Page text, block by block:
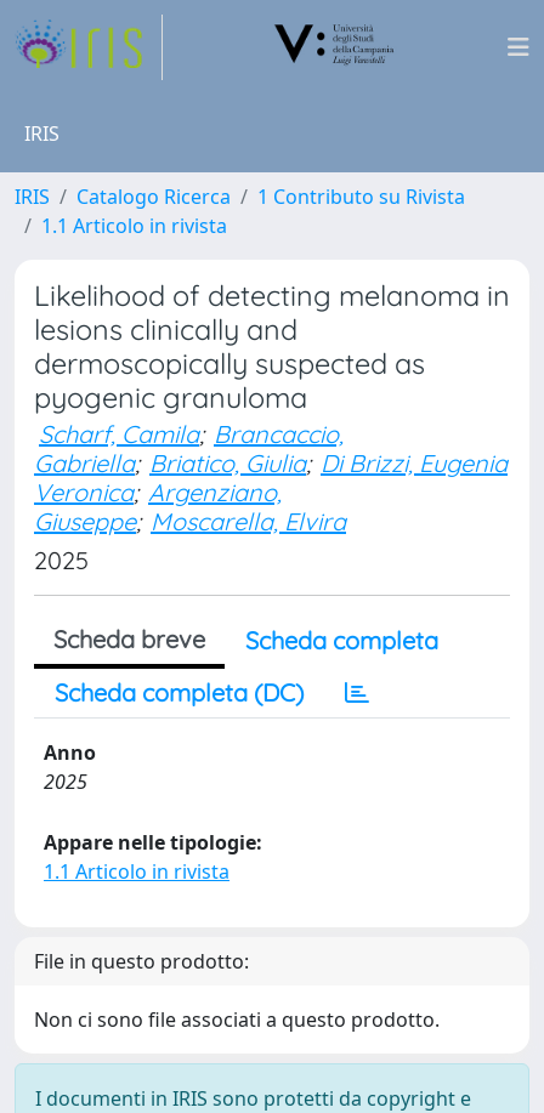
IRIS
IRIS Catalogo Ricerca
1 Contributo su Rivista
1.1 Articolo in rivista
Likelihood of detecting melanoma in
lesions clinically and
dermoscopically suspected as
pyogenic granuloma
Scharf, Camila; Brancaccio,
Gabriella; Briatico, Giulia; Di Brizzi, Eugenia
Veronica; Argenziano,
Giuseppe; Moscarella, Elvira
2025
Scheda breve
Scheda completa
Scheda completa (DC)
Anno
2025
Appare nelle tipologie:
1.1 Articolo in rivista
File in questo prodotto:
Non ci sono file associati a questo prodotto.
I documenti in IRIS sono protetti da copyright e